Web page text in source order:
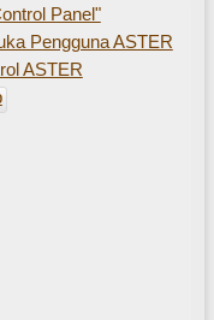
Panel"
Pengguna ASTER
ASTER